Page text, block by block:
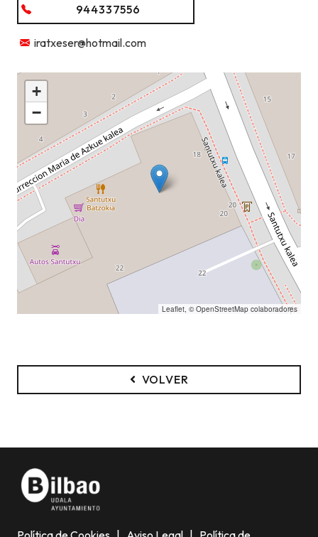
944337556
iratxeser@hotmail.com
+
−
Leaflet , ©OpenStreetMap colaboradores
VOLVER